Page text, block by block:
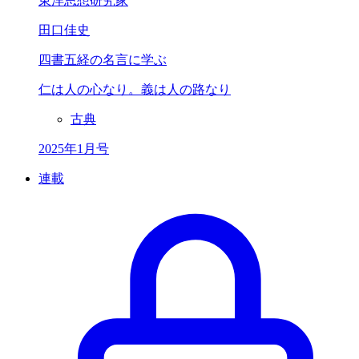
田口佳史
四書五経の名言に学ぶ
仁は人の心なり。 義は人の路なり
古典
2025年1月号
連載